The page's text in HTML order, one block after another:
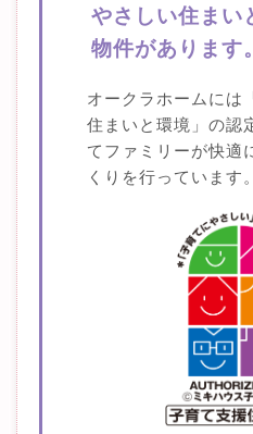
やさしい住まい
物件があります。
オークラホームには
住まいと環境」の認
てファミリーが快適
くりを行っています。